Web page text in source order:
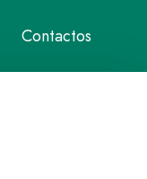
Contactos